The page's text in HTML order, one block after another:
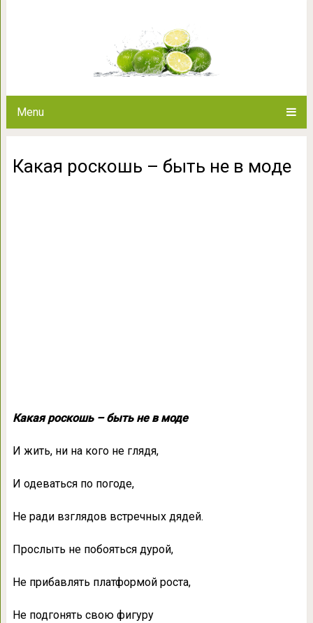
Menu
Какая роскошь – быть не в моде
Какая роскошь – быть не в моде
И жить, ни на кого не глядя,
И одеваться по погоде,
Не ради взглядов встречных дядей.
Прослыть не побояться дурой,
Не прибавлять платформой роста,
Не подгонять свою фигуру